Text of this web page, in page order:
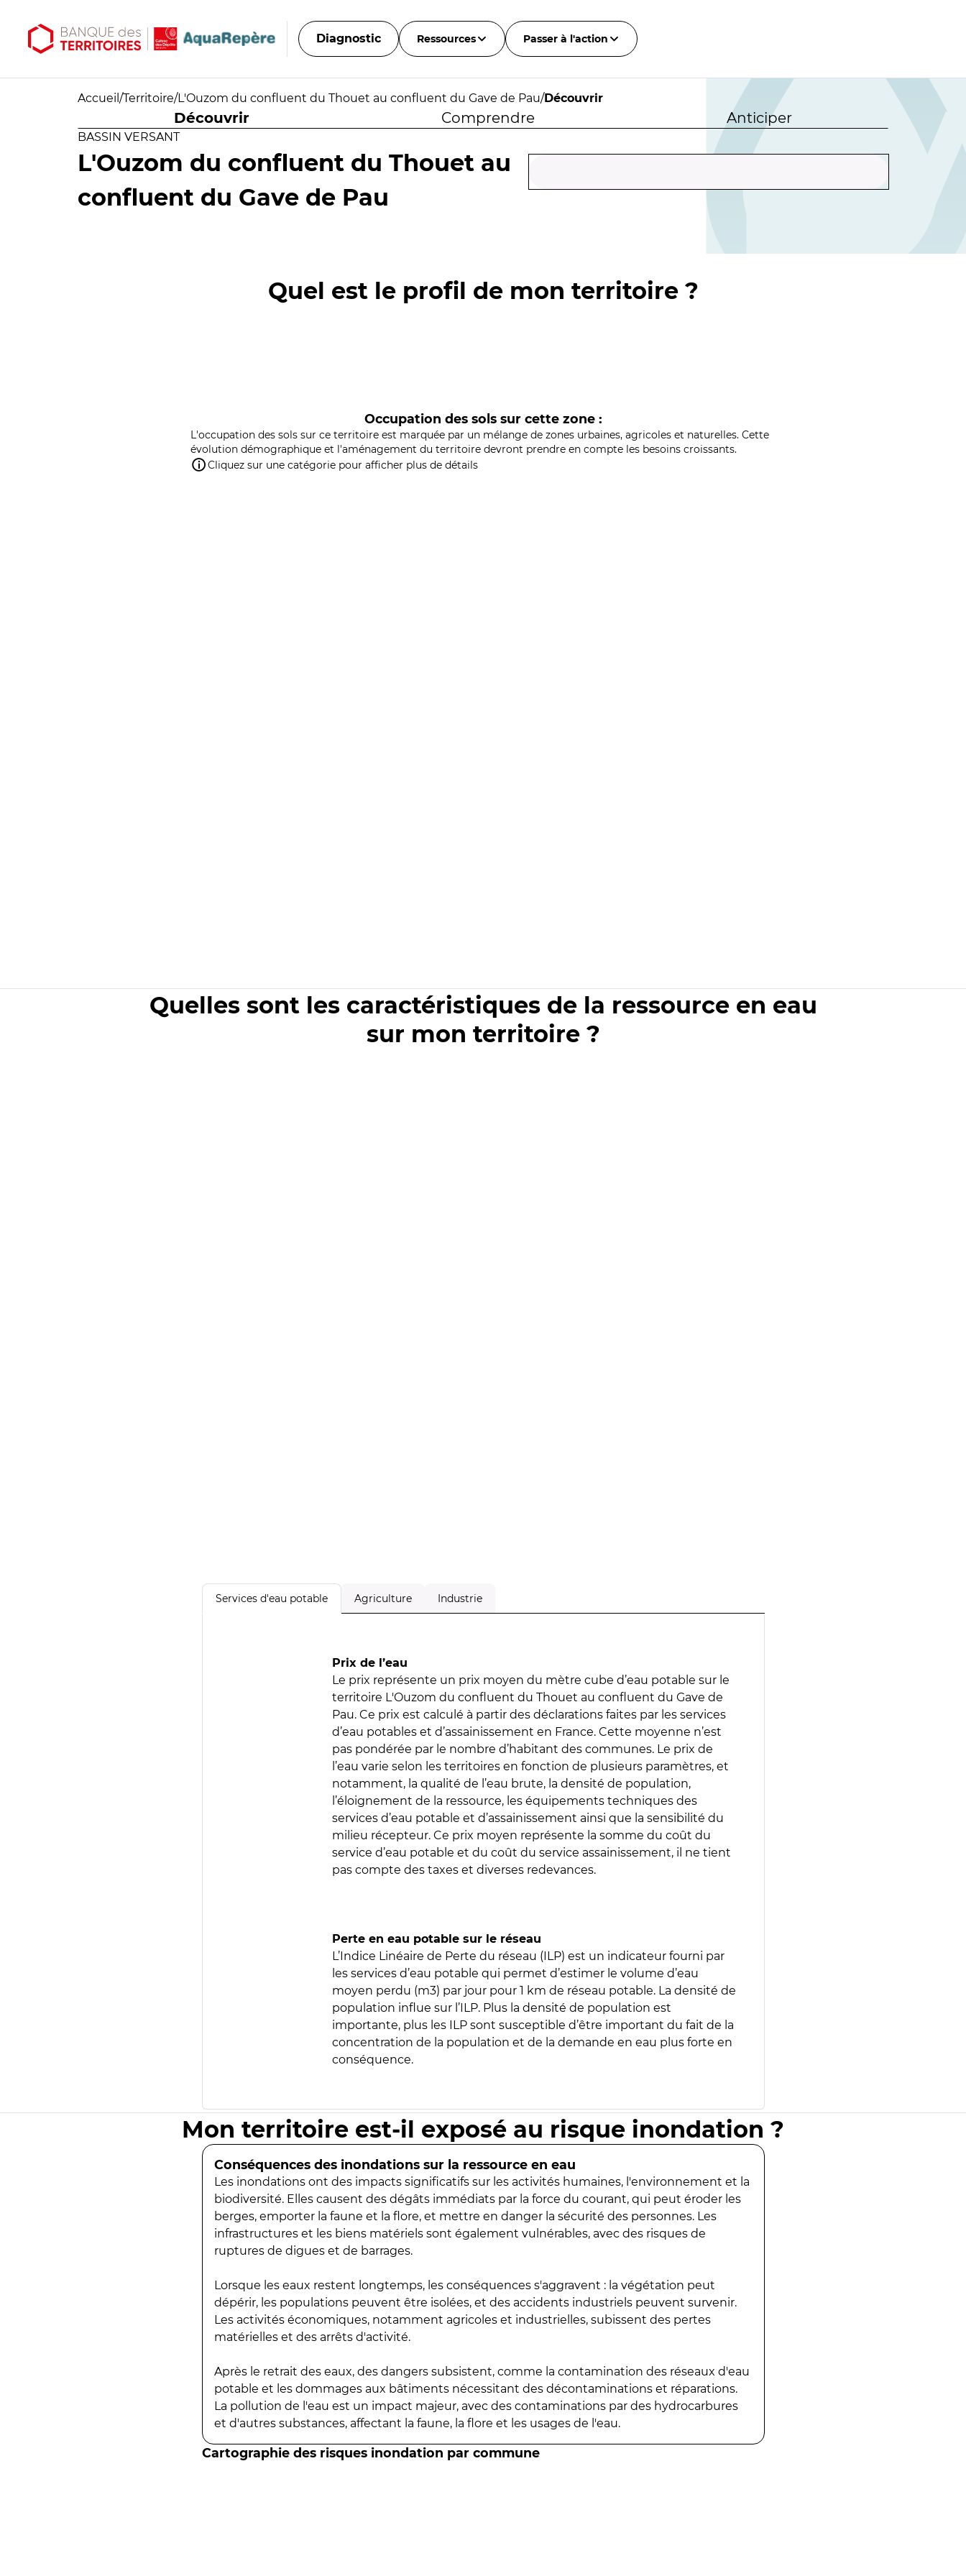
Diagnostic Ressources Passer à l'action
Accueil /Territoire/L'Ouzom du confluent du Thouet au confluent du Gave de Pau/Découvrir
Découvrir Comprendre Anticiper
BASSIN VERSANT
L'Ouzom du confluent du Thouet au
confluent du Gave de Pau
Quel est le profil de mon territoire ?
Occupation des sols sur cette zone :
L'occupation des sols sur ce territoire est marquée par un mélange de zones urbaines, agricoles et naturelles. Cette
évolution démographique et l'aménagement du territoire devront prendre en compte les besoins croissants.
Cliquez sur une catégorie pour afficher plus de détails
Quelles sont les caractéristiques de la ressource en eau
sur mon territoire ?
Services d'eau potable Agriculture Industrie
Prix de l’eau
Le prix représente un prix moyen du mètre cube d’eau potable sur le
territoire L'Ouzom du confluent du Thouet au confluent du Gave de
Pau. Ce prix est calculé à partir des déclarations faites par les services
d’eau potables et d’assainissement en France. Cette moyenne n’est
pas pondérée par le nombre d’habitant des communes. Le prix de
l’eau varie selon les territoires en fonction de plusieurs paramètres, et
notamment, la qualité de l’eau brute, la densité de population,
l’éloignement de la ressource, les équipements techniques des
services d’eau potable et d’assainissement ainsi que la sensibilité du
milieu récepteur. Ce prix moyen représente la somme du coût du
service d’eau potable et du coût du service assainissement, il ne tient
pas compte des taxes et diverses redevances.
Perte en eau potable sur le réseau
L’Indice Linéaire de Perte du réseau (ILP) est un indicateur fourni par
les services d’eau potable qui permet d’estimer le volume d’eau
moyen perdu (m3) par jour pour 1 km de réseau potable. La densité de
population influe sur l’ILP. Plus la densité de population est
importante, plus les ILP sont susceptible d’être important du fait de la
concentration de la population et de la demande en eau plus forte en
conséquence.
Mon territoire est-il exposé au risque inondation ?
Conséquences des inondations sur la ressource en eau
Les inondations ont des impacts significatifs sur les activités humaines, l'environnement et la
biodiversité. Elles causent des dégâts immédiats par la force du courant, qui peut éroder les
berges, emporter la faune et la flore, et mettre en danger la sécurité des personnes. Les
infrastructures et les biens matériels sont également vulnérables, avec des risques de
ruptures de digues et de barrages.
Lorsque les eaux restent longtemps, les conséquences s'aggravent : la végétation peut
dépérir, les populations peuvent être isolées, et des accidents industriels peuvent survenir.
Les activités économiques, notamment agricoles et industrielles, subissent des pertes
matérielles et des arrêts d'activité.
Après le retrait des eaux, des dangers subsistent, comme la contamination des réseaux d'eau
potable et les dommages aux bâtiments nécessitant des décontaminations et réparations.
La pollution de l'eau est un impact majeur, avec des contaminations par des hydrocarbures
et d'autres substances, affectant la faune, la flore et les usages de l'eau.
Cartographie des risques inondation par commune